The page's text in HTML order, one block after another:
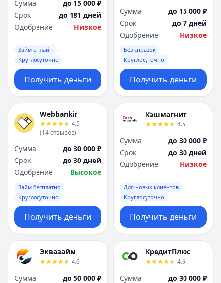
Сумма
до 15 000 ₽
Срок
до 181 дней
Одобрение
Низкое
Займ онлайн
Круглосуточно
Получить деньги
Сумма
до 15 000 ₽
Срок
до 7 дней
Одобрение
Низкое
Без справок
Круглосуточно
Получить деньги
Webbankir
4.5
(14отзывов)
Сумма
до 30 000 ₽
Срок
до 30 дней
Одобрение
Высокое
Займ бесплатно
Круглосуточно
Получить деньги
Кэшмагнит
4.5
Сумма
до 30 000 ₽
Срок
до 30 дней
Одобрение
Низкое
Для новых клиентов
Круглосуточно
Получить деньги
Эквазайм
4.6
Сумма
до 50 000 ₽
КредитПлюс
4.6
Сумма
до 30 000 ₽